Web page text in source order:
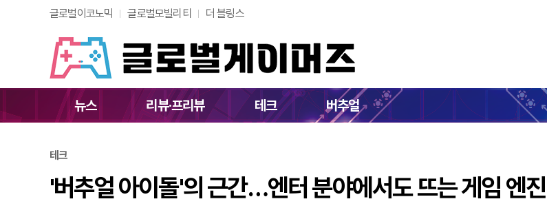
글로벌이코노믹 글로벌모빌리티 더 블링스
뉴스 리뷰·프리뷰 테크 버추얼
'버추얼 아이돌'의 근간…엔터 분야에서도 뜨는 게임 엔진
테크
'버추얼 아이돌'의 근간…엔터 분야에서도 뜨는 게임 엔진